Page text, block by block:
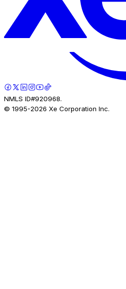
NMLS ID#920968.
© 1995-2026 Xe Corporation Inc.